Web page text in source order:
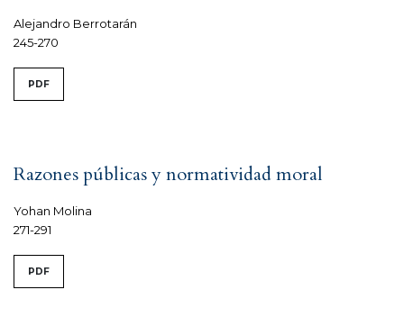
Alejandro Berrotarán
245-270
PDF
Razones públicas y normatividad moral
Yohan Molina
271-291
PDF